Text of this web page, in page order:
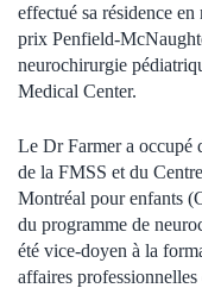
effectué sa résidence
prix Penfield-
neurochirurgie
Medical Center.
Le Dr Farmer a occupé
de la FMSS et du
Montréal pour enfants
du programme de
été vice-doyen à la
affaires